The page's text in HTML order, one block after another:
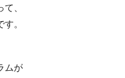
て、
。
ムが